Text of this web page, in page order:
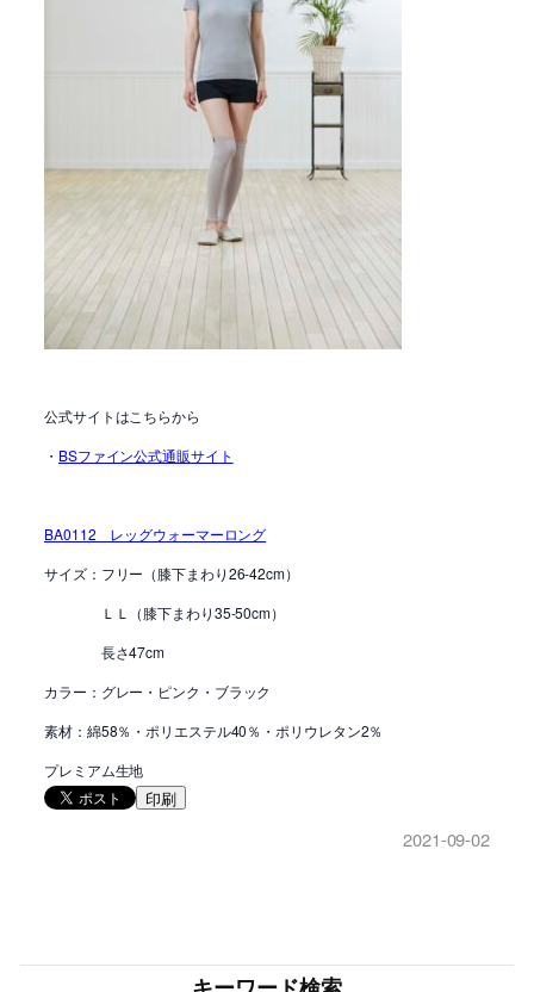
公式サイトはこちらから
・ BSファイン公式通販サイト
BA0112 レッグウォーマーロング
サイズ：フリー（膝下まわり26-42cm）
ＬＬ（膝下まわり35-50cm）
長さ47cm
カラー：グレー・ピンク・ブラック
素材：綿58％・ポリエステル40％・ポリウレタン2％
プレミアム生地
印刷
2021-09-02